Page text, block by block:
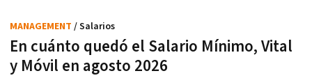
En cuánto quedó el Salario Mínimo, Vital
y Móvil en agosto 2026
MANAGEMENT / Salarios